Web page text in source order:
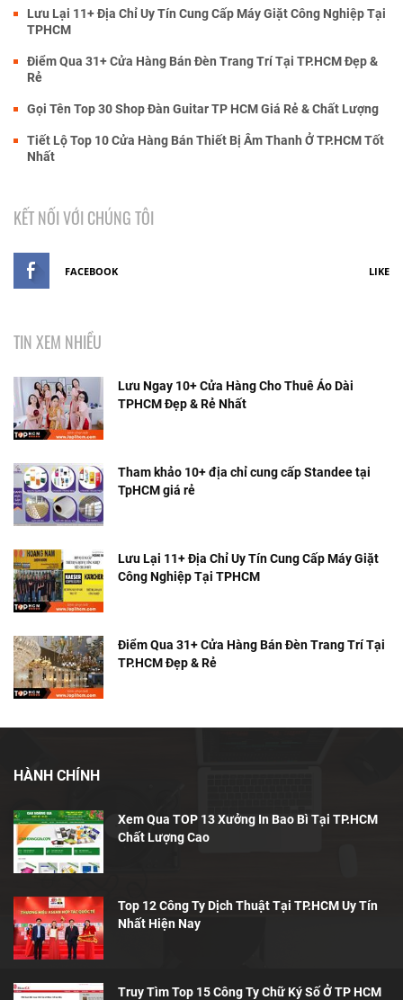
Lưu Lại 11+ Địa Chỉ Uy Tín Cung Cấp Máy Giặt Công Nghiệp Tại
TPHCM
Điểm Qua 31+ Cửa Hàng Bán Đèn Trang Trí Tại TP.HCM Đẹp &
Rẻ
Gọi Tên Top 30 Shop Đàn Guitar TP HCM Giá Rẻ & Chất Lượng
Tiết Lộ Top 10 Cửa Hàng Bán Thiết Bị Âm Thanh Ở TP.HCM Tốt
Nhất
KẾT NỐI VỚI CHÚNG TÔI
FACEBOOK LIKE
TIN XEM NHIỀU
Lưu Ngay 10+ Cửa Hàng Cho Thuê Áo Dài
TPHCM Đẹp & Rẻ Nhất
Tham khảo 10+ địa chỉ cung cấp Standee tại
TpHCM giá rẻ
Lưu Lại 11+ Địa Chỉ Uy Tín Cung Cấp Máy Giặt
Công Nghiệp Tại TPHCM
Điểm Qua 31+ Cửa Hàng Bán Đèn Trang Trí Tại
TP.HCM Đẹp & Rẻ
HÀNH CHÍNH
Xem Qua TOP 13 Xưởng In Bao Bì Tại TP.HCM
Chất Lượng Cao
Top 12 Công Ty Dịch Thuật Tại TP.HCM Uy Tín
Nhất Hiện Nay
Truy Tìm Top 15 Công Ty Chữ Ký Số Ở TP HCM